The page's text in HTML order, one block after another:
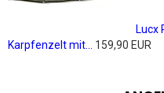
Lucx
Karpfenzelt mit...
159,90 EUR